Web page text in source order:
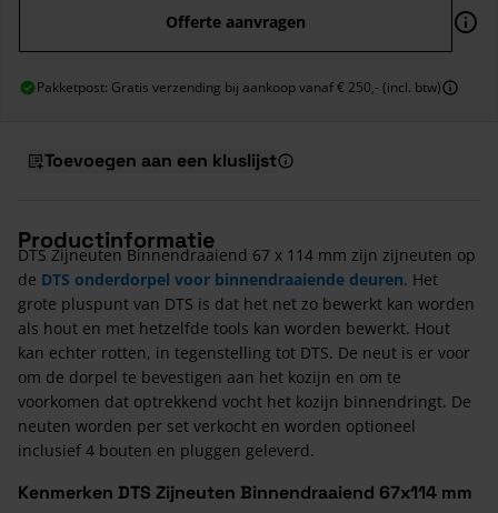
Offerte aanvragen
Pakketpost: Gratis verzending bij aankoop vanaf € 250,- (incl. btw)
Toevoegen aan een kluslijst
Productinformatie
DTS Zijneuten Binnendraaiend 67 x 114 mm zijn zijneuten op
de DTS onderdorpel voor binnendraaiende deuren. Het
grote pluspunt van DTS is dat het net zo bewerkt kan worden
als hout en met hetzelfde tools kan worden bewerkt. Hout
kan echter rotten, in tegenstelling tot DTS. De neut is er voor
om de dorpel te bevestigen aan het kozijn en om te
voorkomen dat optrekkend vocht het kozijn binnendringt. De
neuten worden per set verkocht en worden optioneel
inclusief 4 bouten en pluggen geleverd.
Kenmerken DTS Zijneuten Binnendraaiend 67x114 mm